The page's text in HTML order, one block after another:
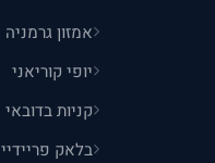
אמזון גרמניה
יופי קוריאני
קניות בדובאי
בלאק